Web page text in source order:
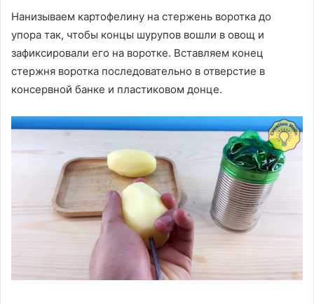
Нанизываем картофелину на стержень воротка до
упора так, чтобы концы шурупов вошли в овощ и
зафиксировали его на воротке. Вставляем конец
стержня воротка последовательно в отверстие в
консервной банке и пластиковом донце.